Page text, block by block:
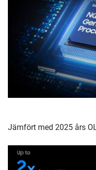
Jämfört med 2025 års